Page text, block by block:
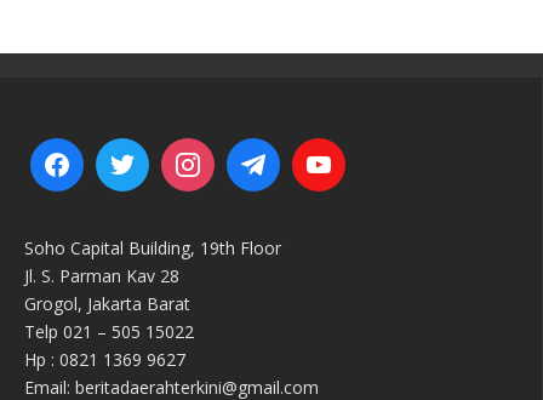
Soho Capital Building, 19th Floor
Jl. S. Parman Kav 28
Grogol, Jakarta Barat
Telp 021 – 505 15022
Hp : 0821 1369 9627
Email: beritadaerahterkini@gmail.com